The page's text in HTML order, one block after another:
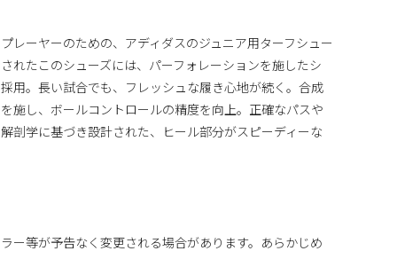
レーヤーのための、アディダスのジュニア用ターフシュー
れたこのシューズには、パーフォレーションを施したシ
用。長い試合でも、フレッシュな履き心地が続く。合成
施し、ボールコントロールの精度を向上。正確なパスや
剖学に基づき設計された、ヒール部分がスピーディーな
ー等が予告なく変更される場合があります。あらかじめ